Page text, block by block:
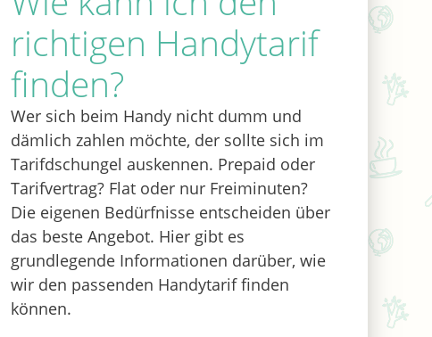
richtigen Handytarif
finden?
Wer sich beim Handy nicht dumm und
dämlich zahlen möchte, der sollte sich im
Tarifdschungel auskennen. Prepaid oder
Tarifvertrag? Flat oder nur Freiminuten?
Die eigenen Bedürfnisse entscheiden über
das beste Angebot. Hier gibt es
grundlegende Informationen darüber, wie
wir den passenden Handytarif finden
können.